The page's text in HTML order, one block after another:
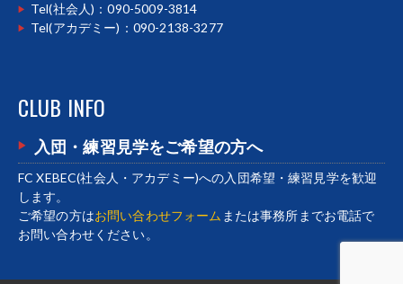
Tel(社会人)：090-5009-3814
Tel(アカデミー)：090-2138-3277
CLUB INFO
入団・練習見学をご希望の方へ
FC XEBEC(社会人・アカデミー)への入団希望・練習見学を歓迎
します。
ご希望の方はお問い合わせフォーム または事務所までお電話で
お問い合わせください。